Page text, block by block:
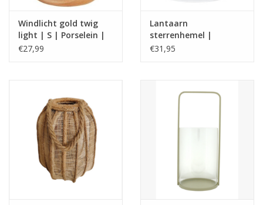
Windlicht gold twig
light | S | Porselein |
Räder
€27,99
Lantaarn
sterrenhemel |
Porselein | S | Räder
€31,95